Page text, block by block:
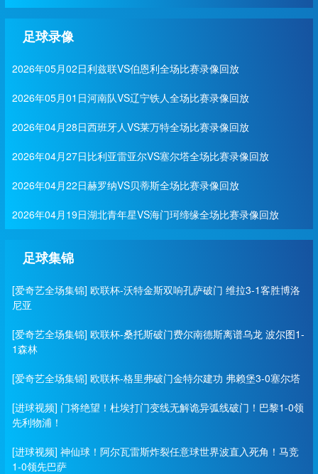
足球录像
2026年05月02日利兹联VS伯恩利全场比赛录像回放
2026年05月01日河南队VS辽宁铁人全场比赛录像回放
2026年04月28日西班牙人VS莱万特全场比赛录像回放
2026年04月27日比利亚雷亚尔VS塞尔塔全场比赛录像回放
2026年04月22日赫罗纳VS贝蒂斯全场比赛录像回放
2026年04月19日湖北青年星VS海门珂缔缘全场比赛录像回放
足球集锦
[爱奇艺全场集锦] 欧联杯-沃特金斯双响孔萨破门 维拉3-1客胜博洛
尼亚
[爱奇艺全场集锦] 欧联杯-桑托斯破门费尔南德斯离谱乌龙 波尔图1-
1森林
[爱奇艺全场集锦] 欧联杯-格里弗破门金特尔建功 弗赖堡3-0塞尔塔
[进球视频] 门将绝望！杜埃打门变线无解诡异弧线破门！巴黎1-0领
先利物浦！
[进球视频] 神仙球！阿尔瓦雷斯炸裂任意球世界波直入死角！马竞
1-0领先巴萨